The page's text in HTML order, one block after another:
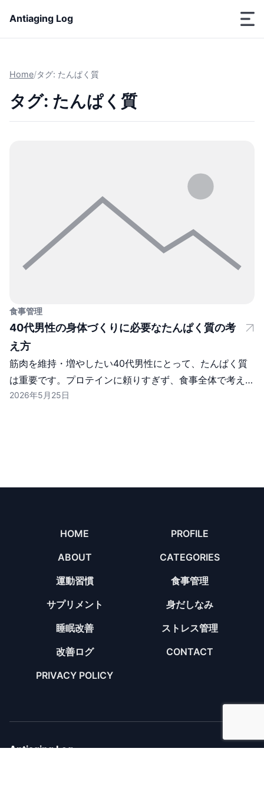
Antiaging Log
Home/タグ: たんぱく質
タグ: たんぱく質
食事管理
40代男性の身体づくりに必要なたんぱく質の考
え方
筋肉を維持・増やしたい40代男性にとって、たんぱく質
は重要です。プロテインに頼りすぎず、食事全体で考える
方法をまとめます。
2026年5月25日
HOME
PROFILE
ABOUT
CATEGORIES
運動習慣
食事管理
サプリメント
身だしなみ
睡眠改善
ストレス管理
改善ログ
CONTACT
PRIVACY POLICY
Antiaging Log